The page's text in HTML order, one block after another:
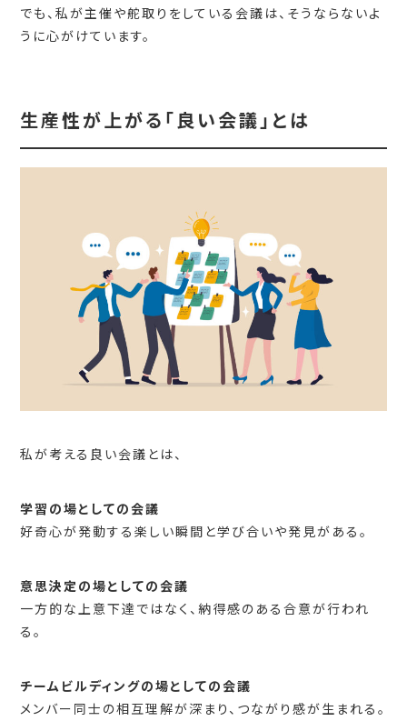
でも、私が主催や舵取りをしている会議は、そうならないよ
うに心がけています。
生産性が上がる「良い会議」とは
私が考える良い会議とは、
学習の場としての会議
好奇心が発動する楽しい瞬間と学び合いや発見がある。
意思決定の場としての会議
一方的な上意下達ではなく、納得感のある合意が行われ
る。
チームビルディングの場としての会議
メンバー同士の相互理解が深まり、つながり感が生まれる。